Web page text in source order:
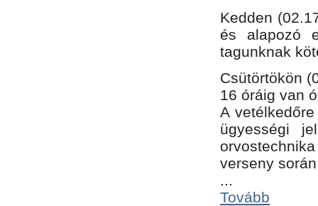
Kedden
és alapozó
tagunknak
Csütörtökön
16 óráig van
A
ügyességi
verseny
...
Tovább